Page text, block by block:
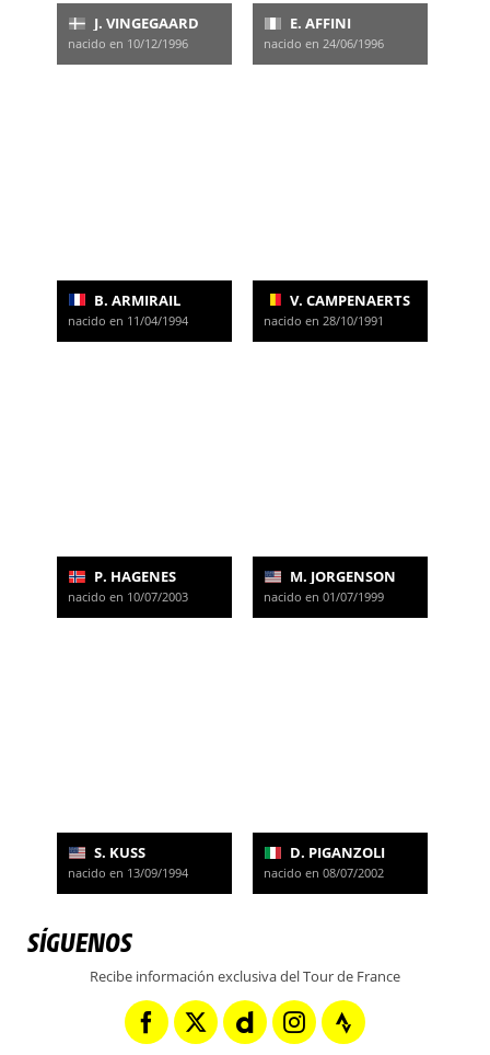
J. VINGEGAARD
nacido en 10/12/1996
E. AFFINI
nacido en 24/06/1996
B. ARMIRAIL
nacido en 11/04/1994
V. CAMPENAERTS
nacido en 28/10/1991
P. HAGENES
nacido en 10/07/2003
M. JORGENSON
nacido en 01/07/1999
S. KUSS
nacido en 13/09/1994
D. PIGANZOLI
nacido en 08/07/2002
SÍGUENOS
Recibe información exclusiva del Tour de France